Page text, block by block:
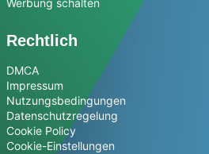
Werbung schalten
Rechtlich
DMCA
Impressum
Nutzungsbedingungen
Datenschutzregelung
Cookie Policy
Cookie-Einstellungen